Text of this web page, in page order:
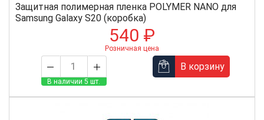
Защитная полимерная пленка POLYMER NANO для
Samsung Galaxy S20 (коробка)
540 ₽
Розничная цена
В наличии 5 шт.
В корзину